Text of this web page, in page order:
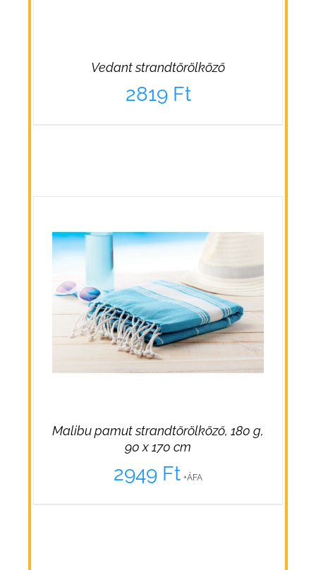
Vedant strandtörölköző
2819 Ft
Malibu pamut strandtörölköző, 180 g,
90 x 170 cm
2949 Ft +ÁFA